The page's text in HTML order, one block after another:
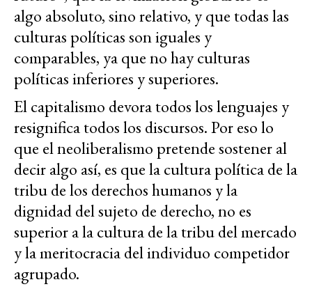
algo absoluto, sino relativo, y que todas las
culturas políticas son iguales y
comparables, ya que no hay culturas
políticas inferiores y superiores.
El capitalismo devora todos los lenguajes y
resignifica todos los discursos. Por eso lo
que el neoliberalismo pretende sostener al
decir algo así, es que la cultura política de la
tribu de los derechos humanos y la
dignidad del sujeto de derecho, no es
superior a la cultura de la tribu del mercado
y la meritocracia del individuo competidor
agrupado.